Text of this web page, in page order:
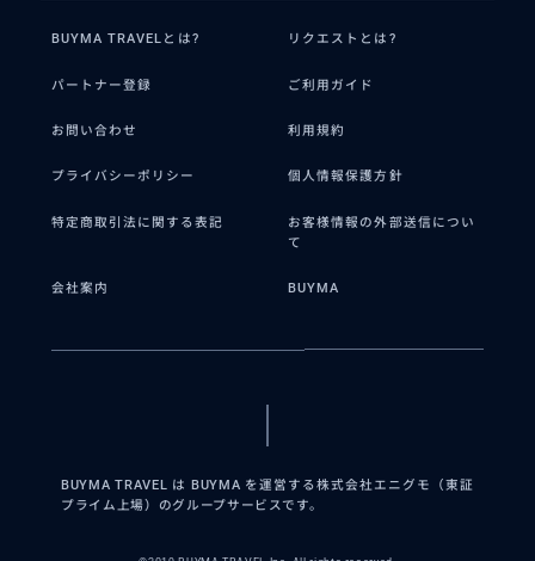
BUYMA TRAVELとは? リクエストとは?
パートナー登録 ご利用ガイド
お問い合わせ 利用規約
プライバシーポリシー 個人情報保護方針
特定商取引法に関する表記
お客様情報の外部送信につい
て
会社案内 BUYMA
BUYMA TRAVEL は BUYMA を運営する株式会社エニグモ（東証
プライム上場）のグループサービスです。